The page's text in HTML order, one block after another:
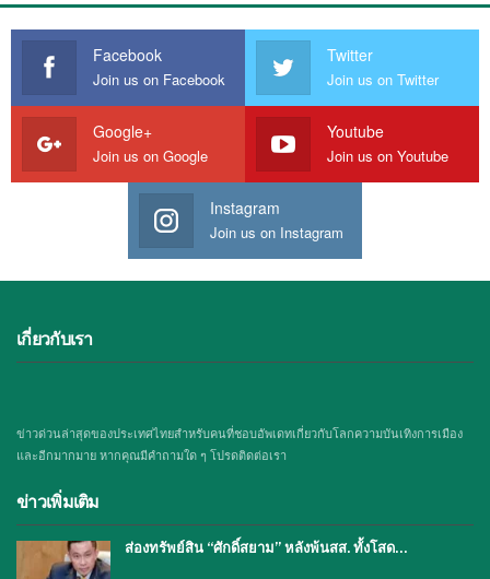
Facebook
Join us on Facebook
Twitter
Join us on Twitter
Google+
Join us on Google
Youtube
Join us on Youtube
Instagram
Join us on Instagram
เกี่ยวกับเรา
ข่าวด่วนล่าสุดของประเทศไทยสำหรับคนที่ชอบอัพเดทเกี่ยวกับโลกความบันเทิงการเมือง
และอีกมากมาย หากคุณมีคำถามใด ๆ โปรดติดต่อเรา
ข่าวเพิ่มเติม
ส่องทรัพย์สิน “ศักดิ์สยาม” หลังพ้นสส. ทั้งโสด…